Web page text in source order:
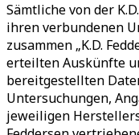
Sämtliche von der
ihren verbundenen
zusammen „K.D.
erteilten Auskünfte
bereitgestellten
Untersuchungen,
jeweiligen